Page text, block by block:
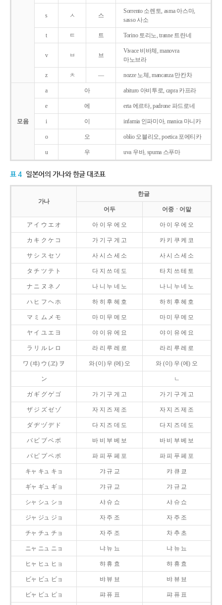
s ㅅ 스
Sorrento 소렌토, asma 아스마,
sasso 사소
t ㅌ 트 Torino 토리노, tranne 트란네
v ㅂ 브
Vivace 비바체, manovra
마노브라
z ㅊ ― nozze 노체, mancanza 만칸차
모음
a 아 abituro 아비투로, capra 카프라
e 에 erta 에르타, padrone 파드로네
i 이 infamia 인파미아, manica 마니카
o 오 oblio 오블리오, poetica 포에티카
u 우 uva 우바, spuma 스푸마
표 4 일본어의 가나와 한글 대조표
가나
한글
어두 어중ㆍ어말
ア イ ウ エ オ 아 이 우 에 오 아 이 우 에 오
カ キ ク ケ コ 가 기 구 게 고 카 키 쿠 케 코
サ シ ス セ ソ 사 시 스 세 소 사 시 스 세 소
タ チ ツ テ ト 다 지 쓰 데 도 타 치 쓰 테 토
ナ ニ ヌ ネ ノ 나 니 누 네 노 나 니 누 네 노
ハ ヒ フ ヘ ホ 하 히 후 헤 호 하 히 후 헤 호
マ ミ ム メ モ 마 미 무 메 모 마 미 무 메 모
ヤ イ ユ エ ヨ 야 이 유 에 요 야 이 유 에 요
ラ リ ル レ ロ 라 리 루 레 로 라 리 루 레 로
ワ (ヰ) ウ (ヱ) ヲ 와 (이) 우 (에) 오 와 (이) 우 (에) 오
ン ㄴ
ガ ギ グ ゲ ゴ 가 기 구 게 고 가 기 구 게 고
ザ ジ ズ ゼ ゾ 자 지 즈 제 조 자 지 즈 제 조
ダ ヂ ヅ デ ド 다 지 즈 데 도 다 지 즈 데 도
バ ビ ブ ベ ボ 바 비 부 베 보 바 비 부 베 보
パ ピ プ ペ ポ 파 피 푸 페 포 파 피 푸 페 포
キャ キュ キョ 갸 규 교 캬 큐 쿄
ギャ ギュ ギョ 갸 규 교 갸 규 교
シャ シュ ショ 샤 슈 쇼 샤 슈 쇼
ジャ ジュ ジョ 자 주 조 자 주 조
チャ チュ チョ 자 주 조 차 추 초
ニャ ニュ ニョ 냐 뉴 뇨 냐 뉴 뇨
ヒャ ヒュ ヒョ 햐 휴 효 햐 휴 효
ビャ ビュ ビョ 뱌 뷰 뵤 뱌 뷰 뵤
ピャ ピュ ピョ 퍄 퓨 표 퍄 퓨 표